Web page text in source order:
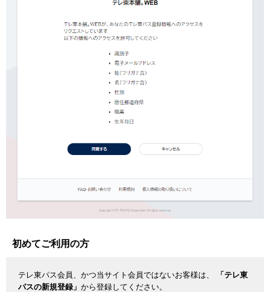
初めてご利用の方
テレ東パス会員、かつ当サイト会員ではないお客様は、
「テレ東
パスの新規登録」 から登録してください。